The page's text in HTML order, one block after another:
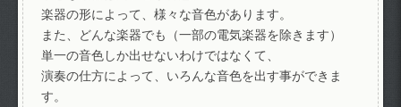
楽器の形によって、様々な音色があります。
また、どんな楽器でも（一部の電気楽器を除きます）
単一の音色しか出せないわけではなくて、
演奏の仕方によって、いろんな音色を出す事ができま
す。